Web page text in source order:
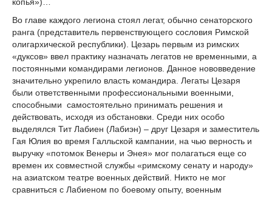
Во главе каждого легиона стоял легат, обычно сенаторского
ранга (представитель первенствующего сословия Римской
олигархической республики). Цезарь первым из римских
«дуксов» ввел практику назначать легатов не временными, а
постоянными командирами легионов. Данное нововведение
значительно укрепило власть командира. Легаты Цезаря
были ответственными профессиональными военными,
способными самостоятельно принимать решения и
действовать, исходя из обстановки. Среди них особо
выделялся Тит Лабиен (Лабиэн) – друг Цезаря и заместитель
Гая Юлия во время Галльской кампании, на чью верность и
выручку «потомок Венеры и Энея» мог полагаться еще со
времен их совместной службы «римскому сенату и народу»
на азиатском театре военных действий. Никто не мог
сравниться с Лабиеном по боевому опыту, военным